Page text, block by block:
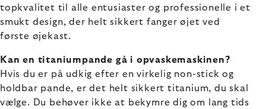
topkvalitet til alle entusiaster og professionelle i et
smukt design, der helt sikkert fanger øjet ved
første øjekast.
Kan en titaniumpande gå i opvaskemaskinen?
Hvis du er på udkig efter en virkelig non-stick og
holdbar pande, er det helt sikkert titanium, du skal
vælge. Du behøver ikke at bekymre dig om lang tids